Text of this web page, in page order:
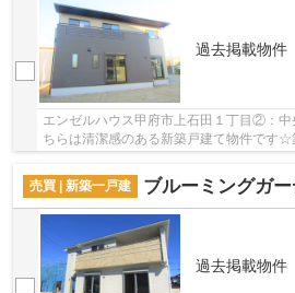
過去掲載物件
エンゼルハウス甲府市上石田１丁目②：
ちらは清潔感のある新築戸建て物件です
観もキレイです☆安心の前面道路6m以上
売買 | 新築一戸建
ブルーミングガーデ
過去掲載物件